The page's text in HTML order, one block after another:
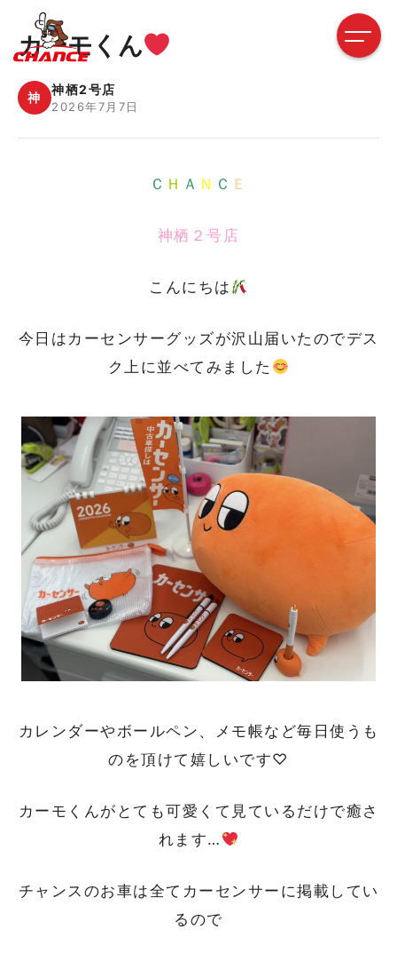
カーモくん
神
神栖2号店
2026年7月7日
Ｃ Ｈ Ａ Ｎ Ｃ Ｅ
神栖２号店
こんにちは
今日はカーセンサーグッズが沢山届いたのでデス
ク上に並べてみました
カレンダーやボールペン、メモ帳など毎日使うも
のを頂けて嬉しいです♡
カーモくんがとても可愛くて見ているだけで癒さ
れます…
チャンスのお車は全てカーセンサーに掲載してい
るので